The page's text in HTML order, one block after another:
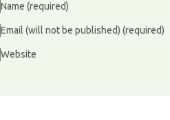
Name (required)
Email (will not be published) (required)
Website